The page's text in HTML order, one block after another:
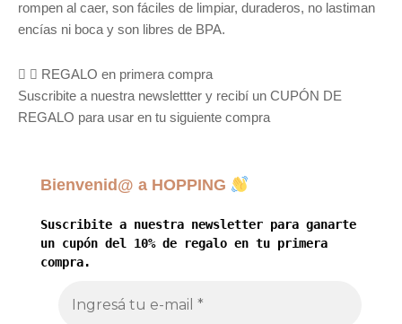
rompen al caer, son fáciles de limpiar, duraderos, no lastiman
encías ni boca y son libres de BPA.
REGALO en primera compra
Suscribite a nuestra newslettter y recibí un CUPÓN DE
REGALO para usar en tu siguiente compra
Bienvenid@ a HOPPING
Suscribite a nuestra newsletter para ganarte
un cupón del 10% de regalo en tu primera
compra.